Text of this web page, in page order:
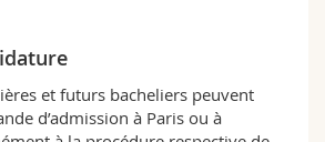
et futurs bacheliers peuvent
d’admission à Paris ou à